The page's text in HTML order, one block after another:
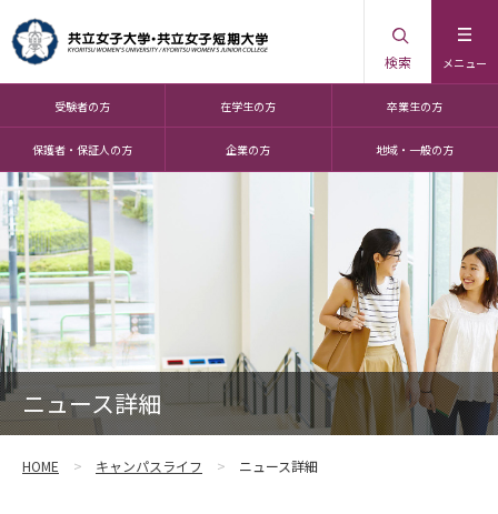
メニュー
検索
受験者の方 在学生の方 卒業生の方
保護者・保証人の方 企業の方 地域・一般の方
ニュース詳細
HOME キャンパスライフ ニュース詳細